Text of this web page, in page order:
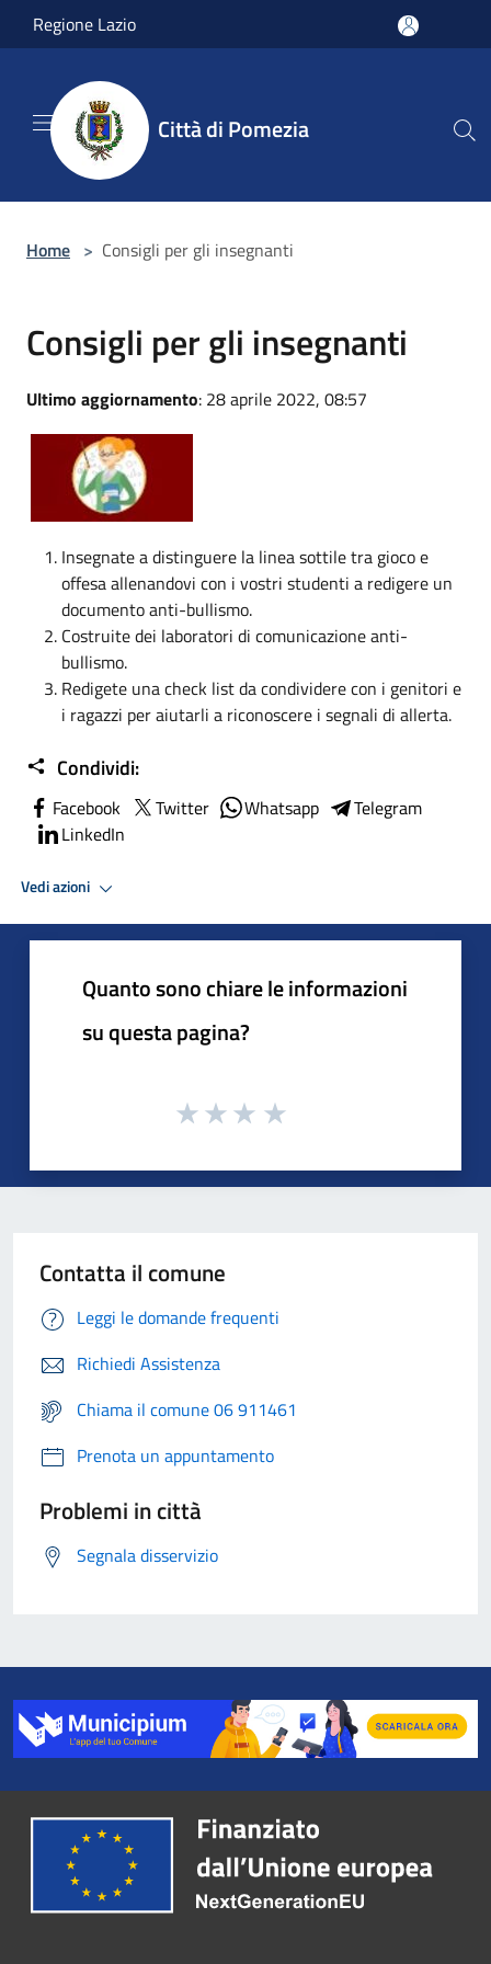
Salta al contenuto principale
Regione Lazio
Città di Pomezia
Home > Consigli per gli insegnanti
Consigli per gli insegnanti
Ultimo aggiornamento: 28 aprile 2022, 08:57
Insegnate a distinguere la linea sottile tra gioco e
offesa allenandovi con i vostri studenti a redigere un
documento anti-bullismo.
Costruite dei laboratori di comunicazione anti-
bullismo.
Redigete una check list da condividere con i genitori e
i ragazzi per aiutarli a riconoscere i segnali di allerta.
Condividi:
Facebook Twitter Whatsapp
Telegram
LinkedIn
Vedi azioni
Quanto sono chiare le informazioni
su questa pagina?
Contatta il comune
Leggi le domande frequenti
Richiedi Assistenza
Chiama il comune 06 911461
Prenota un appuntamento
Problemi in città
Segnala disservizio